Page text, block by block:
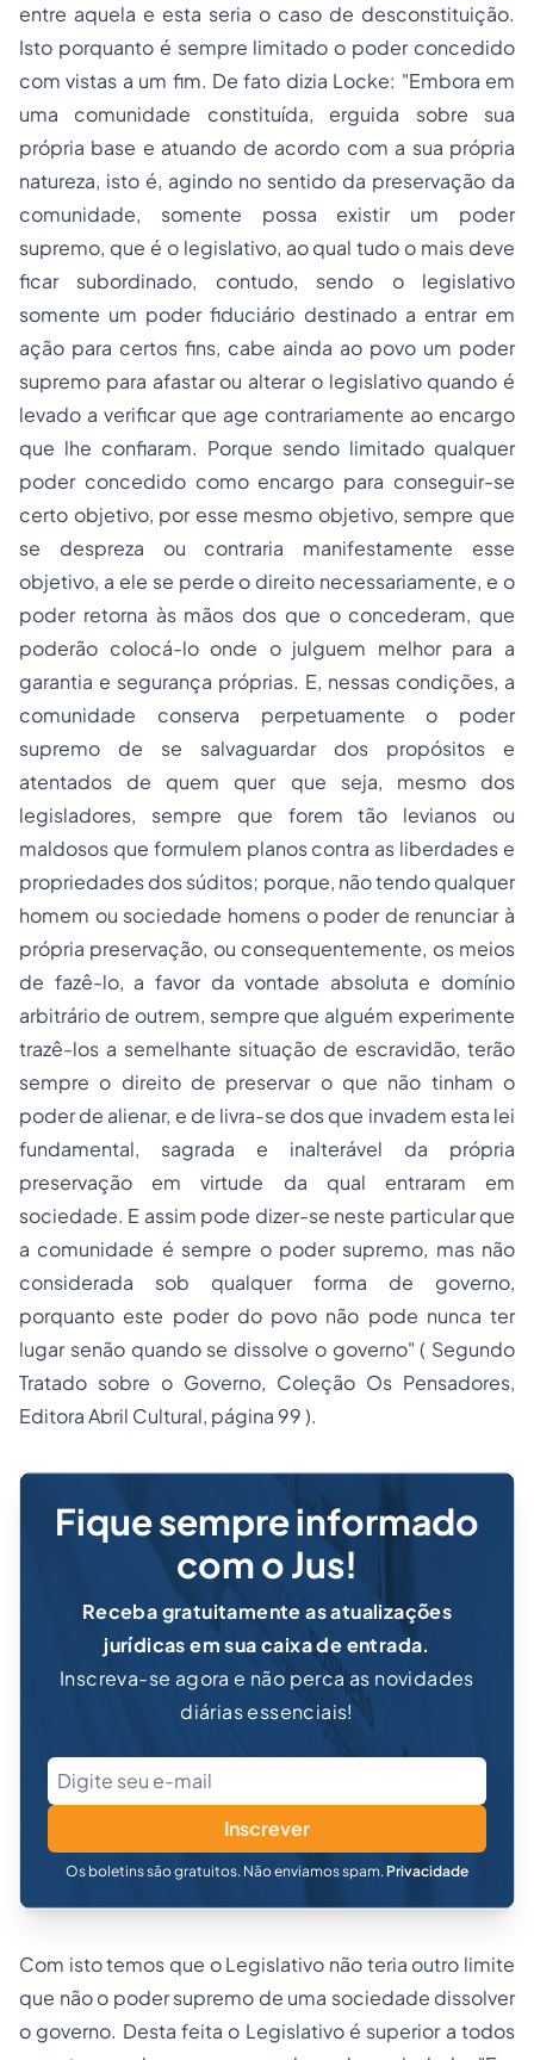
entre aquela e esta seria o caso de desconstituição.
Isto porquanto é sempre limitado o poder concedido
com vistas a um fim. De fato dizia Locke: "Embora em
uma comunidade constituída, erguida sobre sua
própria base e atuando de acordo com a sua própria
natureza, isto é, agindo no sentido da preservação da
comunidade, somente possa existir um poder
supremo, que é o legislativo, ao qual tudo o mais deve
ficar subordinado, contudo, sendo o legislativo
somente um poder fiduciário destinado a entrar em
ação para certos fins, cabe ainda ao povo um poder
supremo para afastar ou alterar o legislativo quando é
levado a verificar que age contrariamente ao encargo
que lhe confiaram. Porque sendo limitado qualquer
poder concedido como encargo para conseguir-se
certo objetivo, por esse mesmo objetivo, sempre que
se despreza ou contraria manifestamente esse
objetivo, a ele se perde o direito necessariamente, e o
poder retorna às mãos dos que o concederam, que
poderão colocá-lo onde o julguem melhor para a
garantia e segurança próprias. E, nessas condições, a
comunidade conserva perpetuamente o poder
supremo de se salvaguardar dos propósitos e
atentados de quem quer que seja, mesmo dos
legisladores, sempre que forem tão levianos ou
maldosos que formulem planos contra as liberdades e
propriedades dos súditos; porque, não tendo qualquer
homem ou sociedade homens o poder de renunciar à
própria preservação, ou consequentemente, os meios
de fazê-lo, a favor da vontade absoluta e domínio
arbitrário de outrem, sempre que alguém experimente
trazê-los a semelhante situação de escravidão, terão
sempre o direito de preservar o que não tinham o
poder de alienar, e de livra-se dos que invadem esta lei
fundamental, sagrada e inalterável da própria
preservação em virtude da qual entraram em
sociedade. E assim pode dizer-se neste particular que
a comunidade é sempre o poder supremo, mas não
considerada sob qualquer forma de governo,
porquanto este poder do povo não pode nunca ter
lugar senão quando se dissolve o governo"( Segundo
Tratado sobre o Governo, Coleção Os Pensadores,
Editora Abril Cultural, página 99 ).
Fique sempre informado
com o Jus!
Receba gratuitamente as atualizações
jurídicas em sua caixa de entrada.
Inscreva-se agora e não perca as novidades
diárias essenciais!
Inscrever
Os boletins são gratuitos. Não enviamos spam. Privacidade
Com isto temos que o Legislativo não teria outro limite
que não o poder supremo de uma sociedade dissolver
o governo. Desta feita o Legislativo é superior a todos